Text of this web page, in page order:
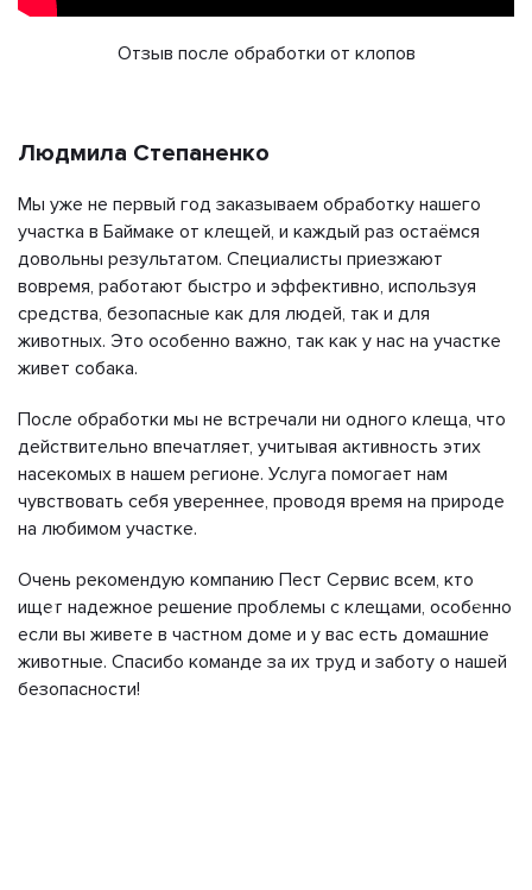
Отзыв после обработки от клопов
Людмила Степаненко
Мы уже не первый год заказываем обработку нашего
участка в Баймаке от клещей, и каждый раз остаёмся
довольны результатом. Специалисты приезжают
вовремя, работают быстро и эффективно, используя
средства, безопасные как для людей, так и для
животных. Это особенно важно, так как у нас на участке
живет собака.
После обработки мы не встречали ни одного клеща, что
действительно впечатляет, учитывая активность этих
насекомых в нашем регионе. Услуга помогает нам
чувствовать себя увереннее, проводя время на природе
на любимом участке.
Очень рекомендую компанию Пест Сервис всем, кто
ищет надежное решение проблемы с клещами, особенно
если вы живете в частном доме и у вас есть домашние
животные. Спасибо команде за их труд и заботу о нашей
безопасности!